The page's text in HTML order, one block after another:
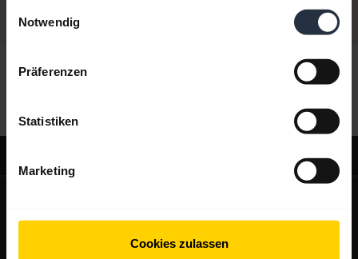
Notwendig
Präferenzen
Statistiken
Marketing
Cookies zulassen
Hallo,
Unsere Produkte